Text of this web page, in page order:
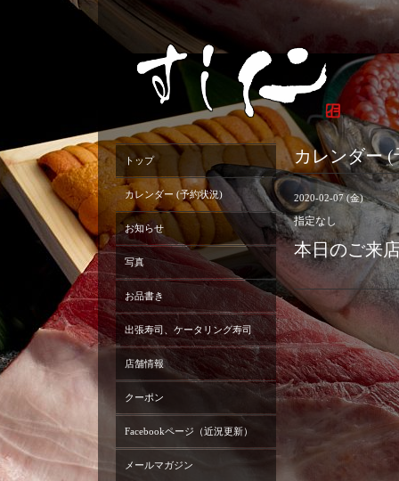
カレンダー
2020-02-07 (金)
指定なし
本日のご来
トップ
カレンダー (予約状況)
お知らせ
写真
お品書き
出張寿司、ケータリング寿司
店舗情報
クーポン
Facebookページ（近況更新）
メールマガジン